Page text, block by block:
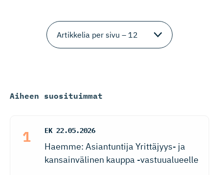
Aiheen suosituimmat
EK 22.05.2026
Haemme: Asiantuntija Yrittäjyys- ja
kansainvälinen kauppa -vastuualueelle